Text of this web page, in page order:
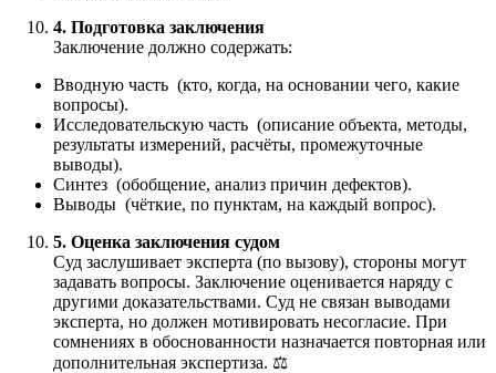
4. Подготовка заключения
Заключение должно содержать:
Вводную часть (кто, когда, на основании чего, какие
вопросы).
Исследовательскую часть (описание объекта, методы,
результаты измерений, расчёты, промежуточные
выводы).
Синтез (обобщение, анализ причин дефектов).
Выводы (чёткие, по пунктам, на каждый вопрос).
5. Оценка заключения судом
Суд заслушивает эксперта (по вызову), стороны могут
задавать вопросы. Заключение оценивается наряду с
другими доказательствами. Суд не связан выводами
эксперта, но должен мотивировать несогласие. При
сомнениях в обоснованности назначается повторная или
дополнительная экспертиза. ⚖️